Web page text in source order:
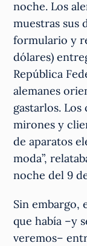
noche. Los
muestras sus
formulario y
dólares)
República
alemanes
gastarlos.
mirones y
de aparatos
moda”,
noche del 9
Sin embargo,
que había –y
veremos–